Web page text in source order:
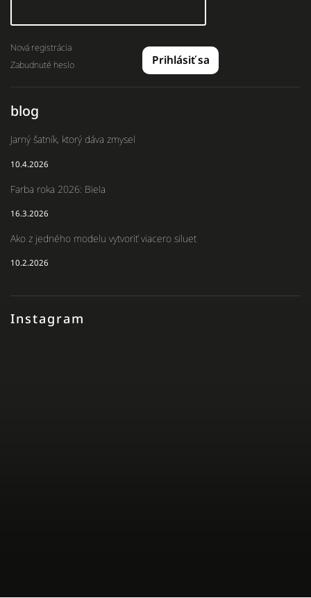
Instagram
Prihlásiť sa
Nová registrácia
Zabudnuté heslo
blog
Jarný šatník, ktorý dáva zmysel
10.4.2026
Farba roka 2026: Biela
16.3.2026
Ako z jedného modelu vytvoriť viacero siluet
10.2.2026